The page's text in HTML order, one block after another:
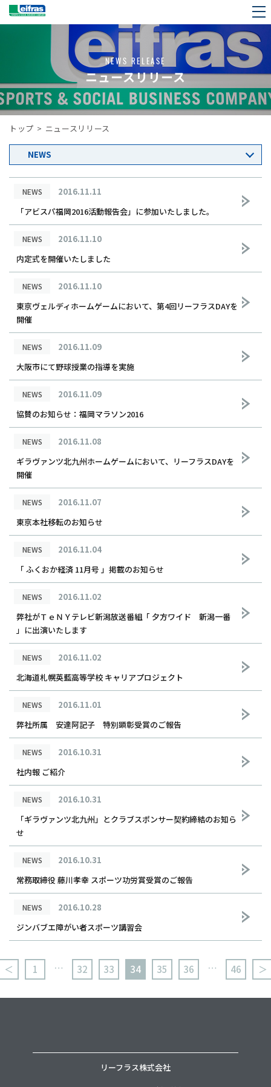
NEWS RELEASE
ニュースリリース
トップ > ニュースリリース
NEWS
2016.11.11
「アビスパ福岡2016活動報告会」に参加いたしました。
NEWS
2016.11.10
内定式を開催いたしました
NEWS
2016.11.10
東京ヴェルディホームゲームにおいて、第4回リーフラスDAYを
開催
NEWS
2016.11.09
大阪市にて野球授業の指導を実施
NEWS
2016.11.09
協賛のお知らせ：福岡マラソン2016
NEWS
2016.11.08
ギラヴァンツ北九州ホームゲームにおいて、リーフラスDAYを
開催
NEWS
2016.11.07
東京本社移転のお知らせ
NEWS
2016.11.04
「 ふくおか経済 11月号 」掲載のお知らせ
NEWS
2016.11.02
弊社がＴｅＮＹテレビ新潟放送番組「 夕方ワイド 新潟一番
」に出演いたします
NEWS
2016.11.02
北海道札幌英藍高等学校 キャリアプロジェクト
NEWS
2016.11.01
弊社所属 安達阿記子 特別顕彰受賞のご報告
NEWS
2016.10.31
社内報 ご紹介
NEWS
2016.10.31
「ギラヴァンツ北九州」とクラブスポンサー契約締結のお知ら
せ
NEWS
2016.10.31
常務取締役 藤川孝幸 スポーツ功労賞受賞のご報告
NEWS
2016.10.28
ジンバブエ障がい者スポーツ講習会
＜ 1 … 32 33 34 35 36 … 46 ＞
リーフラス株式会社